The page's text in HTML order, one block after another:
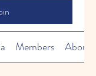
Members About